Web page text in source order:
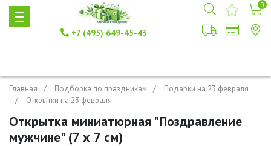
+7 (495) 649-45-43
0
Главная Подборка по праздникам
Подарки на 23 февраля
Открытки на 23 февраля
Открытка миниатюрная "Поздравление
мужчине" (7 х 7 см)